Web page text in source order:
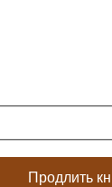
Продлить